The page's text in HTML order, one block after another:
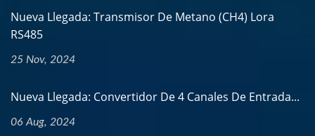
Nueva Llegada: Transmisor De Metano (CH4) Lora
RS485
25 Nov, 2024
Nueva Llegada: Convertidor De 4 Canales De Entrada...
06 Aug, 2024